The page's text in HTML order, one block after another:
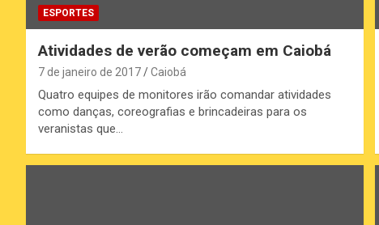
ESPORTES
Atividades de verão começam em Caiobá
7 de janeiro de 2017 Caiobá
Quatro equipes de monitores irão comandar atividades
como danças, coreografias e brincadeiras para os
veranistas que…